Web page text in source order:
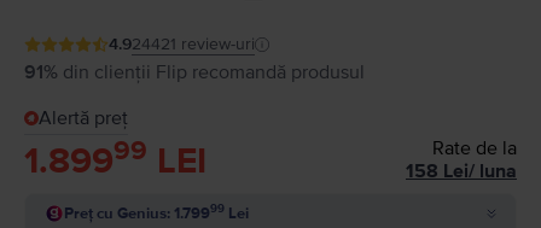
4.924421 review-uri
91% din clienții Flip recomandă produsul
Alertă preț
1.89999 LEI
Rate de la
158 Lei/ luna
Preț cu Genius: 1.79999 Lei